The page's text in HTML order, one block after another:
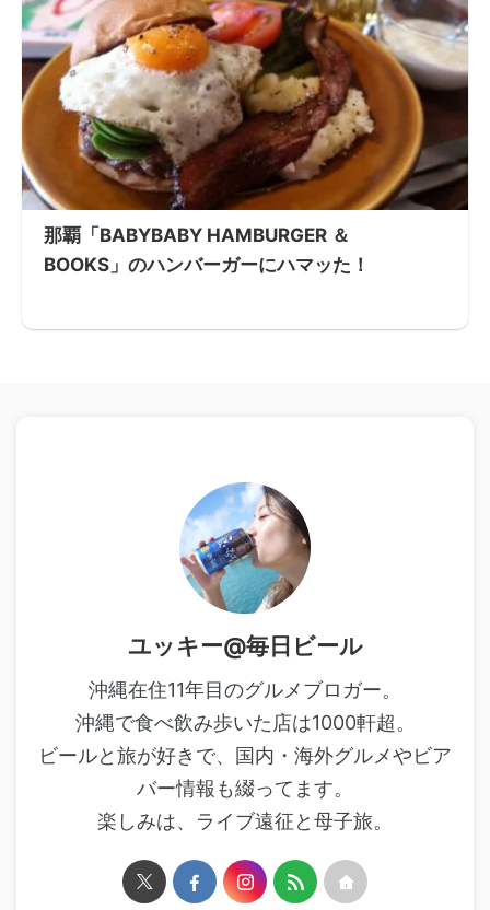
那覇「BABYBABY HAMBURGER ＆
BOOKS」のハンバーガーにハマッた！
ユッキー@毎日ビール
沖縄在住11年目のグルメブロガー。
沖縄で食べ飲み歩いた店は1000軒超。
ビールと旅が好きで、国内・海外グルメやビア
バー情報も綴ってます。
楽しみは、ライブ遠征と母子旅。